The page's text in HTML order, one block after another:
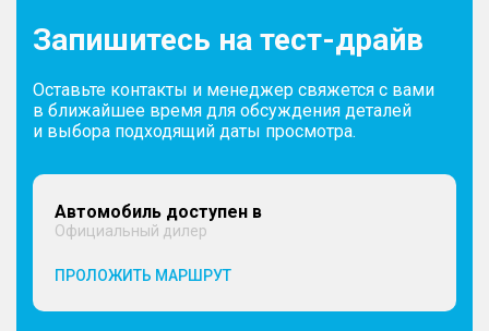
Запишитесь на тест-драйв
Оставьте контакты и менеджер свяжется с вами
в ближайшее время для обсуждения деталей
и выбора подходящий даты просмотра.
Автомобиль доступен в
Официальный дилер
ПРОЛОЖИТЬ МАРШРУТ